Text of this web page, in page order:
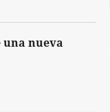
una nueva